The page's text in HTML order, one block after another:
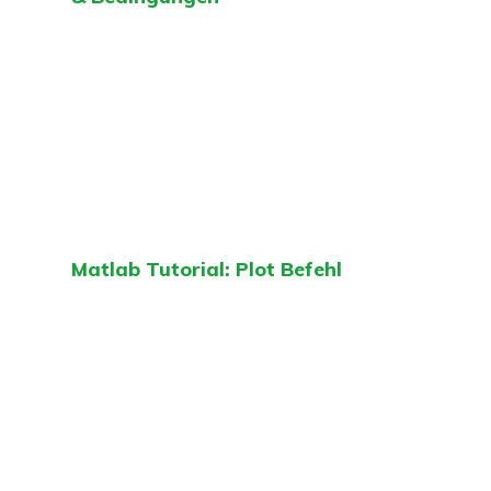
Matlab Tutorial: Plot Befehl